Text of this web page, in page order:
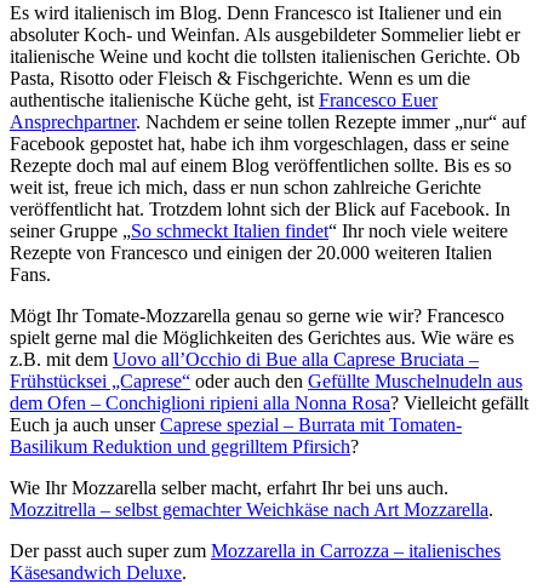
Es wird italienisch im Blog. Denn Francesco ist Italiener und ein
absoluter Koch- und Weinfan. Als ausgebildeter Sommelier liebt er
italienische Weine und kocht die tollsten italienischen Gerichte. Ob
Pasta, Risotto oder Fleisch & Fischgerichte. Wenn es um die
authentische italienische Küche geht, ist Francesco Euer
Ansprechpartner. Nachdem er seine tollen Rezepte immer „nur“ auf
Facebook gepostet hat, habe ich ihm vorgeschlagen, dass er seine
Rezepte doch mal auf einem Blog veröffentlichen sollte. Bis es so
weit ist, freue ich mich, dass er nun schon zahlreiche Gerichte
veröffentlicht hat. Trotzdem lohnt sich der Blick auf Facebook. In
seiner Gruppe „So schmeckt Italien findet“ Ihr noch viele weitere
Rezepte von Francesco und einigen der 20.000 weiteren Italien
Fans.
Mögt Ihr Tomate-Mozzarella genau so gerne wie wir? Francesco
spielt gerne mal die Möglichkeiten des Gerichtes aus. Wie wäre es
z.B. mit dem Uovo all’Occhio di Bue alla Caprese Bruciata –
Frühstücksei „Caprese“ oder auch den Gefüllte Muschelnudeln aus
dem Ofen – Conchiglioni ripieni alla Nonna Rosa? Vielleicht gefällt
Euch ja auch unserCaprese spezial – Burrata mit Tomaten-
Basilikum Reduktion und gegrilltem Pfirsich?
Wie Ihr Mozzarella selber macht, erfahrt Ihr bei uns auch.
Mozzitrella – selbst gemachter Weichkäse nach Art Mozzarella.
Der passt auch super zum Mozzarella in Carrozza – italienisches
Käsesandwich Deluxe.